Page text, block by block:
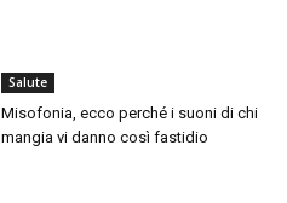
Salute
Misofonia, ecco perché i suoni di chi
mangia vi danno così fastidio